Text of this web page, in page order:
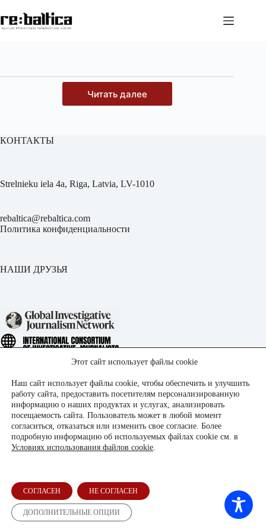
к
сути
Читать далее
КОНТАКТЫ
Strelnieku iela 4a, Riga, Latvia, LV-1010
rebaltica@rebaltica.com
Политика конфиденциальности
НАШИ ДРУЗЬЯ
Этот сайт использует файлы cookie
Наш сайт использует файлы cookie, чтобы обеспечить и улучшить
работу сайта, предоставить посетителям персонализированную
информацию о наших продуктах и услугах, анализировать
посещаемость сайта. Пользователь может в любой момент
согласиться, отказаться или изменить свое согласие. Более
подробную информацию об используемых файлах cookie см. в
Условиях использования файлов cookie.
СОГЛАСЕН НЕ СОГЛАСЕН
ДОПОЛНИТЕЛЬНЫЕ ОПЦИИ